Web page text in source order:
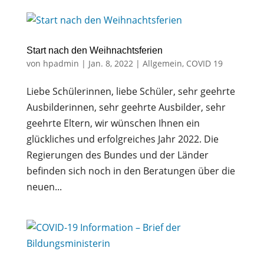
Start nach den Weihnachtsferien
von hpadmin | Jan. 8, 2022| Allgemein, COVID 19
Liebe Schülerinnen, liebe Schüler, sehr geehrte
Ausbilderinnen, sehr geehrte Ausbilder, sehr
geehrte Eltern, wir wünschen Ihnen ein
glückliches und erfolgreiches Jahr 2022. Die
Regierungen des Bundes und der Länder
befinden sich noch in den Beratungen über die
neuen...